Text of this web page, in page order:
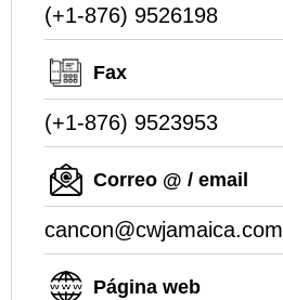
(+1-876) 9526198
Fax
(+1-876) 9523953
Correo @ / email
cancon@cwjamaica.com
Página web